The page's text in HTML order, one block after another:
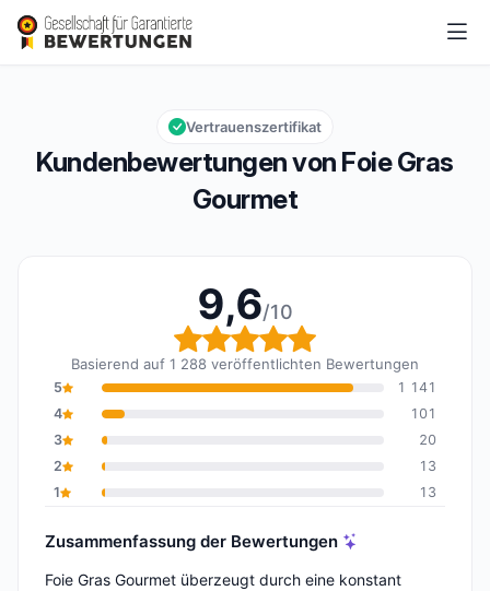
Foie Gras Gourmet
Gesamtbewertung: 9,6 von 10
9,6/10
Kundenbewertungen von Foie Gras
Gourmet
Vertrauenszertifikat
9,6/10
Gesamtbewertung: 9,6
Basierend auf 1 288 veröffentlichten Bewertungen
5
1 141
4
101
3
20
2
13
1
13
Zusammenfassung der Bewertungen
Foie Gras Gourmet überzeugt durch eine konstant